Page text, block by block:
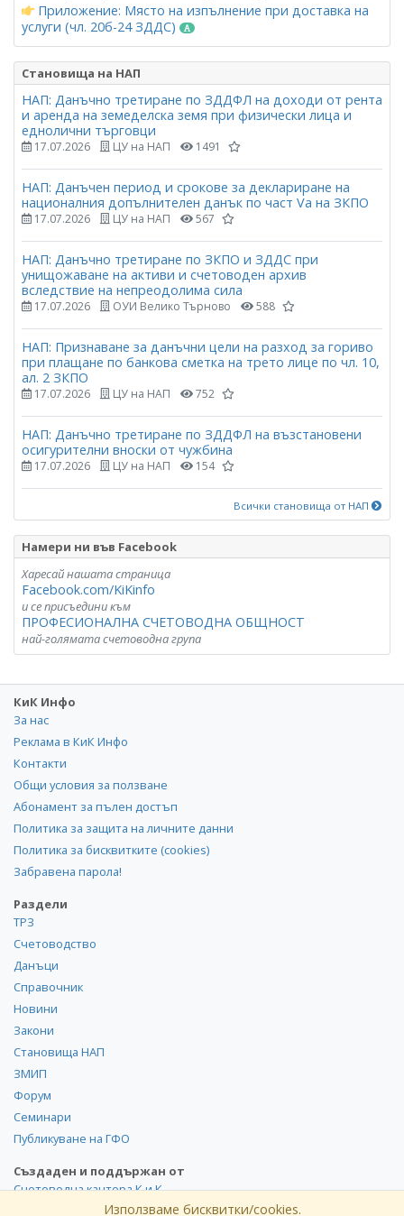
Приложение: Място на изпълнение при доставка на
услуги (чл. 20б-24 ЗДДС)
Становища на НАП
НАП: Данъчно третиране по ЗДДФЛ на доходи от рента
и аренда на земеделска земя при физически лица и
еднолични търговци
17.07.2026 ЦУ на НАП 1491
НАП: Данъчен период и срокове за деклариране на
националния допълнителен данък по част Vа на ЗКПО
17.07.2026 ЦУ на НАП 567
НАП: Данъчно третиране по ЗКПО и ЗДДС при
унищожаване на активи и счетоводен архив
вследствие на непреодолима сила
17.07.2026 ОУИ Велико Търново 588
НАП: Признаване за данъчни цели на разход за гориво
при плащане по банкова сметка на трето лице по чл. 10,
ал. 2 ЗКПО
17.07.2026 ЦУ на НАП 752
НАП: Данъчно третиране по ЗДДФЛ на възстановени
осигурителни вноски от чужбина
17.07.2026 ЦУ на НАП 154
Всички становища от НАП
Намери ни във Facebook
Харесай нашата страница
Facebook.com/KiKinfo
и се присъедини към
ПРОФЕСИОНАЛНА СЧЕТОВОДНА ОБЩНОСТ
най-голямата счетоводна група
КиК Инфо
За нас
Реклама в КиК Инфо
Контакти
Общи условия за ползване
Абонамент за пълен достъп
Политика за защита на личните данни
Политика за бисквитките (cookies)
Забравена парола!
Раздели
ТРЗ
Счетоводство
Данъци
Справочник
Новини
Закони
Становища НАП
ЗМИП
Форум
Семинари
Публикуване на ГФО
Създаден и поддържан от
Счетоводна кантора К и К
Използваме бисквитки/cookies.